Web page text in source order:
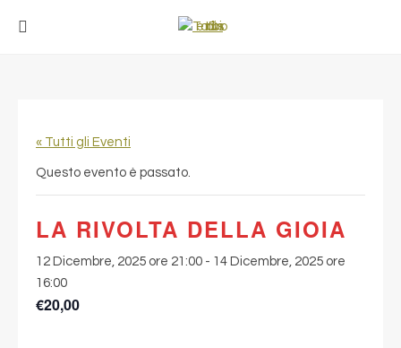
« Tutti gli Eventi
Questo evento è passato.
LA RIVOLTA DELLA GIOIA
12 Dicembre, 2025 ore 21:00 - 14 Dicembre, 2025 ore
16:00
€20,00